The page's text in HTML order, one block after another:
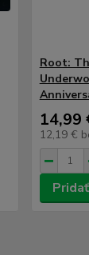
Root:
14,99
12,19 €